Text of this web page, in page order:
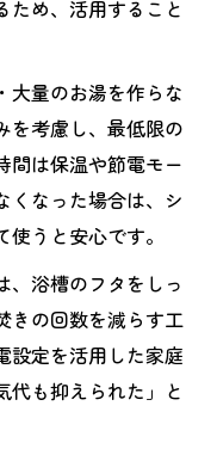
ため、活用すること
大量のお湯を作らな
を考慮し、最低限の
間は保温や節電モー
くなった場合は、シ
うと安心です。
、浴槽のフタをしっ
きの回数を減らす工
設定を活用した家庭
代も抑えられた」と